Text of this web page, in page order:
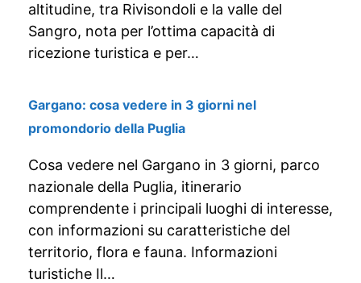
altitudine, tra Rivisondoli e la valle del
Sangro, nota per l’ottima capacità di
ricezione turistica e per…
Gargano: cosa vedere in 3 giorni nel
promondorio della Puglia
Cosa vedere nel Gargano in 3 giorni, parco
nazionale della Puglia, itinerario
comprendente i principali luoghi di interesse,
con informazioni su caratteristiche del
territorio, flora e fauna. Informazioni
turistiche Il…